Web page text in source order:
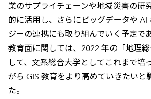
業のサプライチェーンや地域災害の研
的に活用し、さらにビッグデータや AI
ジーの連携にも取り組んでいく予定であ
教育面に関しては、2022 年の「地理
して、文系総合大学としてこれまで培
がら GIS 教育をより高めていきたいと
た。